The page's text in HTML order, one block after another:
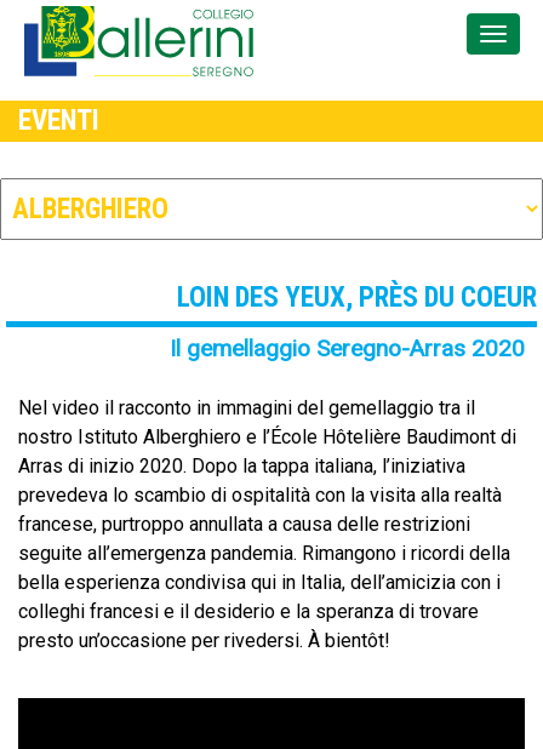
EVENTI
LOIN DES YEUX, PRÈS DU COEUR
Il gemellaggio Seregno-Arras 2020
Nel video il racconto in immagini del gemellaggio tra il
nostro Istituto Alberghiero e l’École Hôtelière Baudimont di
Arras di inizio 2020. Dopo la tappa italiana, l’iniziativa
prevedeva lo scambio di ospitalità con la visita alla realtà
francese, purtroppo annullata a causa delle restrizioni
seguite all’emergenza pandemia. Rimangono i ricordi della
bella esperienza condivisa qui in Italia, dell’amicizia con i
colleghi francesi e il desiderio e la speranza di trovare
presto un’occasione per rivedersi. À bientôt!